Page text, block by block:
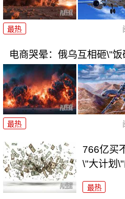
最热
电商哭晕：俄乌互相砸\"
最热
766亿买
\"大计划
最热